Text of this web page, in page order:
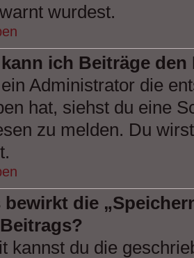
wurdest.
ich Beiträge
Administrator die
hat, siehst du eine
zu melden. Du
bewirkt die
kannst du die